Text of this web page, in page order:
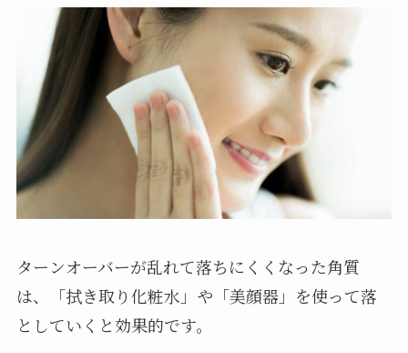
ターンオーバーが乱れて落ちにくくなった角質
は、「拭き取り化粧水」や「美顔器」を使って落
としていくと効果的です。